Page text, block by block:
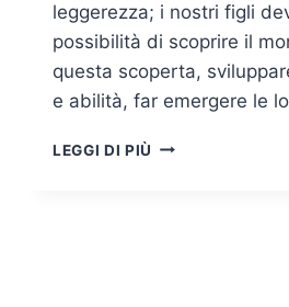
leggerezza; i nostri figli
possibilità di scoprire il
questa scoperta,
e abilità, far emergere le
LEGGI DI PIÙ DANGEROUS